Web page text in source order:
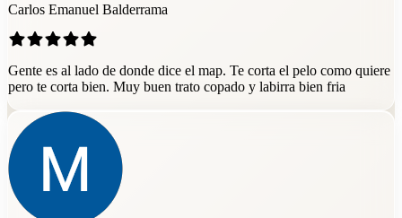
Carlos Emanuel Balderrama
Gente es al lado de donde dice el map. Te corta el pelo como quiere
pero te corta bien. Muy buen trato copado y labirra bien fria